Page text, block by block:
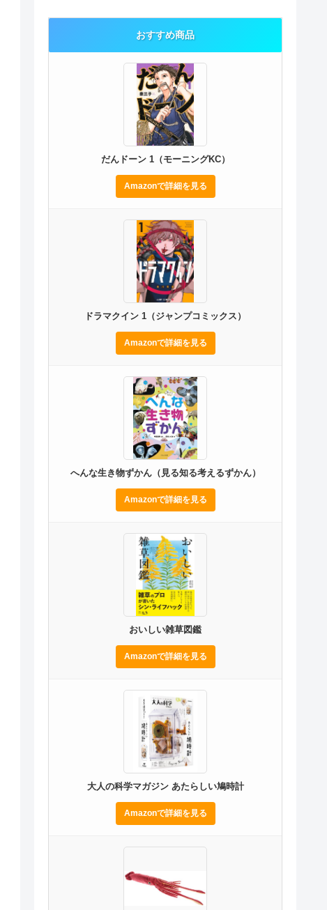
おすすめ商品
だんドーン 1（モーニングKC）
Amazonで詳細を見る
ドラマクイン 1（ジャンプコミックス）
Amazonで詳細を見る
へんな生き物ずかん（見る知る考えるずかん）
Amazonで詳細を見る
おいしい雑草図鑑
Amazonで詳細を見る
大人の科学マガジン あたらしい鳩時計
Amazonで詳細を見る